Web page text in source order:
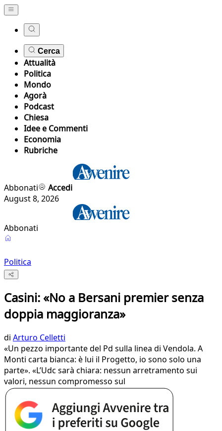
Cerca
Attualità
Politica
Mondo
Agorà
Podcast
Chiesa
Idee e Commenti
Economia
Rubriche
Abbonati
Accedi
August 8, 2026
Abbonati
Politica
Casini: «No a Bersani premier senza
doppia maggioranza»
di Arturo Celletti
«Un pezzo importante del Pd sulla linea di Vendola. A
Monti carta bianca: è lui il Progetto, io sono solo una
parte». «L’Udc sarà chiara: nessun arretramento sui
valori, nessun compromesso sul